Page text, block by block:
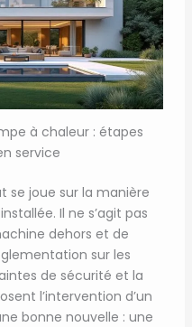
à chaleur : étapes
service
se joue sur la manière
Il ne s’agit pas
dehors et de
sur les
de sécurité et la
l’intervention d’un
bonne nouvelle : une